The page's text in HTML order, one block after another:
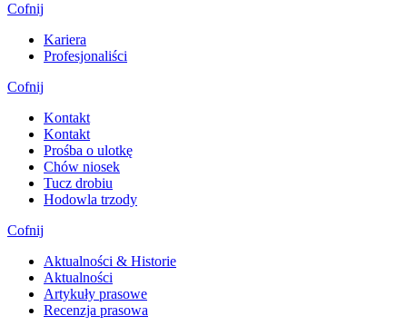
Cofnij
Kariera
Profesjonaliści
Cofnij
Kontakt
Kontakt
Prośba o ulotkę
Chów niosek
Tucz drobiu
Hodowla trzody
Cofnij
Aktualności & Historie
Aktualności
Artykuły prasowe
Recenzja prasowa